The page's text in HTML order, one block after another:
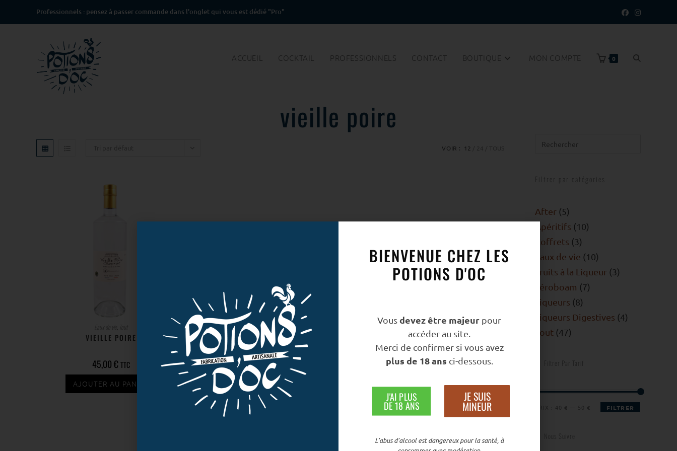
Professionnels : pensez à passer commande dans l'onglet qui vous est dédié "Pro"
ACCUEIL COCKTAIL PROFESSIONNELS CONTACT BOUTIQUE MON COMPTE 0
vieille poire
VOIR : 12
VIEILLE POIRE
45,00€ TTC
AJOUTER AU PANIER
Filtrer par catégories
After 5
Apéritifs
10
Coffrets
3
Eaux de vie
10
Fruits à la Liqueur 3
Jéroboam
7
Liqueurs 8
Liqueurs Digestives 4
Tout 47
Filtrer Par Tarif
FILTRER
40 € — 50 €
Nous Suivre
BIENVENUE CHEZ LES
POTIONS D'OC
Vousdevez être majeur pour
accéder au site.
Merci de confirmer si vous avez
plus de 18 ans ci-dessous.
J'AI PLUS
DE 18 ANS
JE SUIS
MINEUR
L’abus d’alcool est dangereux pour la santé, à